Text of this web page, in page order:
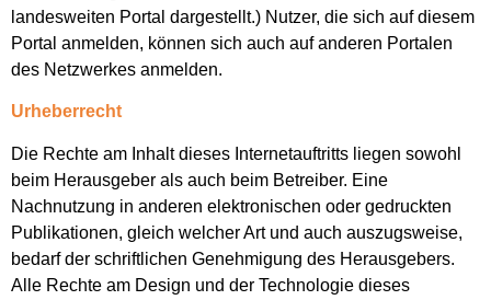
landesweiten Portal dargestellt.) Nutzer, die sich auf diesem
Portal anmelden, können sich auch auf anderen Portalen
des Netzwerkes anmelden.
Urheberrecht
Die Rechte am Inhalt dieses Internetauftritts liegen sowohl
beim Herausgeber als auch beim Betreiber. Eine
Nachnutzung in anderen elektronischen oder gedruckten
Publikationen, gleich welcher Art und auch auszugsweise,
bedarf der schriftlichen Genehmigung des Herausgebers.
Alle Rechte am Design und der Technologie dieses